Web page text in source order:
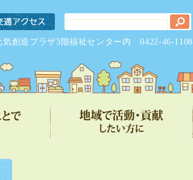
気創造プラザ3階福祉センター内0422-46-1108